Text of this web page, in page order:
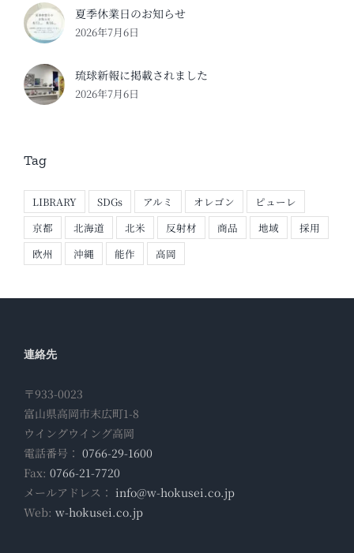
夏季休業日のお知らせ
2026年7月6日
琉球新報に掲載されました
2026年7月6日
Tag
LIBRARY SDGs アルミ オレゴン
ピューレ
京都
北海道 北米 反射材 商品 地域
採用
欧州
沖縄 能作 高岡
連絡先
〒933-0023
富山県高岡市末広町1-8
ウイングウイング高岡
電話番号： 0766-29-1600
Fax: 0766-21-7720
メールアドレス： info@w-hokusei.co.jp
Web: w-hokusei.co.jp